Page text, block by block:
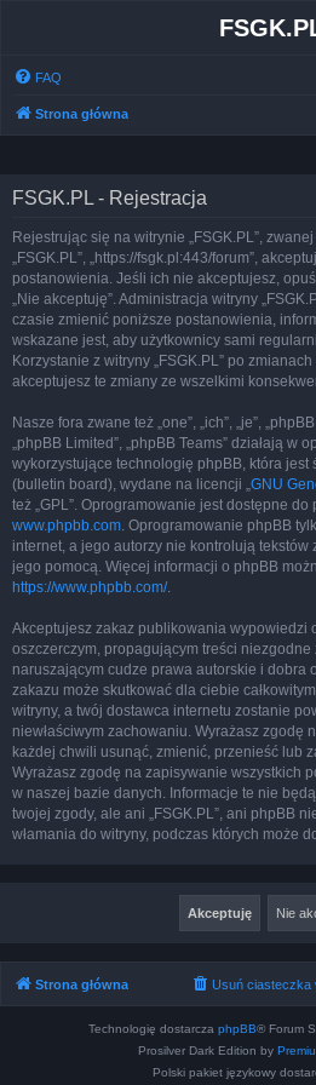
FAQ
Strona główna
FSGK.PL - Rejestracja
Rejestrując się na witrynie „FSGK.PL”, zwanej
„FSGK.PL”, „https://fsgk.pl:443/forum”,
postanowienia. Jeśli ich nie akceptujesz,
„Nie akceptuję”. Administracja witryny
czasie zmienić poniższe postanowienia,
wskazane jest, aby użytkownicy sami
Korzystanie z witryny „FSGK.PL” po
akceptujesz te zmiany ze wszelkimi
Nasze fora zwane też „one”, „ich”, „je”,
„phpBB Limited”, „phpBB Teams” działają w
wykorzystujące technologię phpBB, która jest
(bulletin board), wydane na licencji „GNU
też „GPL”. Oprogramowanie jest dostępne
www.phpbb.com. Oprogramowanie phpBB
internet, a jego autorzy nie kontrolują
jego pomocą. Więcej informacji o phpBB
https://www.phpbb.com/.
Akceptujesz zakaz publikowania wypowiedzi
oszczerczym, propagującym treści
naruszającym cudze prawa autorskie i dobra
zakazu może skutkować dla ciebie
witryny, a twój dostawca internetu zostanie
niewłaściwym zachowaniu. Wyrażasz zgodę
każdej chwili usunąć, zmienić, przenieść lub
Wyrażasz zgodę na zapisywanie wszystkich
w naszej bazie danych. Informacje te nie
twojej zgody, ale ani „FSGK.PL”, ani phpBB
włamania do witryny, podczas których może
Strona główna Usuń ciasteczka
Technologię dostarcza phpBB® Forum
Prosilver Dark Edition by
Polski pakiet językowy